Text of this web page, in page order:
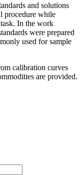
and solutions
procedure while
In the work
were prepared
used for sample
calibration curves
are provided.